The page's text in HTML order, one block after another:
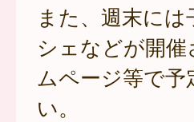
また、週末に
シェなどが開
ムページ等で
い。